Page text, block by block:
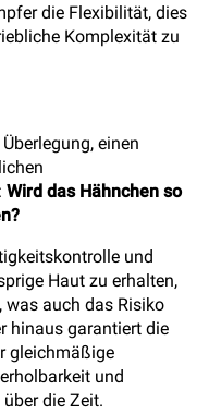
die Flexibilität, dies
Komplexität zu
einen
Wird das Hähnchen so
und
Haut zu erhalten,
was auch das Risiko
hinaus garantiert die
gleichmäßige
und
die Zeit.